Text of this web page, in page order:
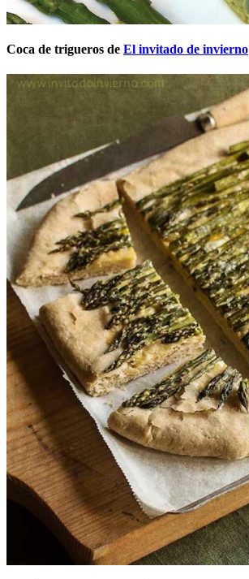
Coca de trigueros de El invitado de invierno